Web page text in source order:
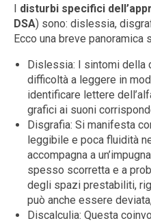
I disturbi specifici
DSA) sono: dislessia,
Ecco una breve panoramica
Dislessia: I sintomi della
difficoltà a leggere in
identificare lettere
grafici ai suoni
Disgrafia: Si manifesta
leggibile e poca fluidità
accompagna a
spesso scorretta e a
degli spazi prestabiliti,
può anche essere
Discalculia: Questa